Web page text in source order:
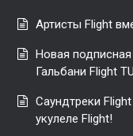
Артисты Flight
Новая
Гальбани Flight
Саундтреки
укулеле Flight!